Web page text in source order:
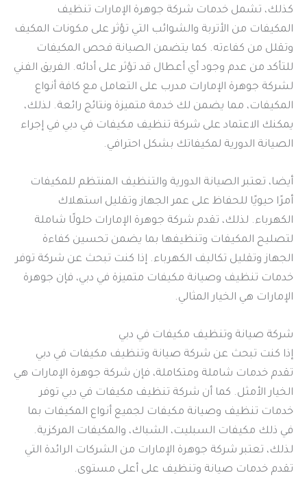
كذلك، تشمل خدمات شركة جوهرة الإمارات تنظيف
المكيفات من الأتربة والشوائب التي تؤثر على مكونات المكيف
وتقلل من كفاءته. كما يتضمن الصيانة فحص المكيفات
للتأكد من عدم وجود أي أعطال قد تؤثر على أدائه. الفريق الفني
لشركة جوهرة الإمارات مدرب على التعامل مع كافة أنواع
المكيفات، مما يضمن لك خدمة متميزة ونتائج رائعة. لذلك،
يمكنك الاعتماد على شركة تنظيف مكيفات في دبي في إجراء
الصيانة الدورية لمكيفاتك بشكل احترافي.
أيضا، تعتبر الصيانة الدورية والتنظيف المنتظم للمكيفات
أمرًا حيويًا للحفاظ على عمر الجهاز وتقليل استهلاك
الكهرباء. لذلك، تقدم شركة جوهرة الإمارات حلولًا شاملة
لتصليح المكيفات وتنظيفها بما يضمن تحسين كفاءة
الجهاز وتقليل تكاليف الكهرباء. إذا كنت تبحث عن شركة توفر
خدمات تنظيف وصيانة مكيفات متميزة في دبي، فإن جوهرة
الإمارات هي الخيار المثالي.
شركة صيانة وتنظيف مكيفات في دبي
إذا كنت تبحث عن شركة صيانة وتنظيف مكيفات في دبي
تقدم خدمات شاملة ومتكاملة، فإن شركة جوهرة الإمارات هي
الخيار الأمثل. كما أن شركة تنظيف مكيفات في دبي توفر
خدمات تنظيف وصيانة مكيفات لجميع أنواع المكيفات بما
في ذلك مكيفات السبليت، الشباك، والمكيفات المركزية.
لذلك، تعتبر شركة جوهرة الإمارات من الشركات الرائدة التي
تقدم خدمات صيانة وتنظيف على أعلى مستوى.